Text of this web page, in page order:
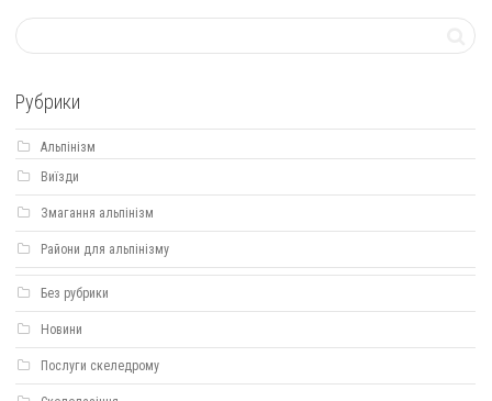
Рубрики
Альпінізм
Виїзди
Змагання альпінізм
Райони для альпінізму
Без рубрики
Новини
Послуги скеледрому